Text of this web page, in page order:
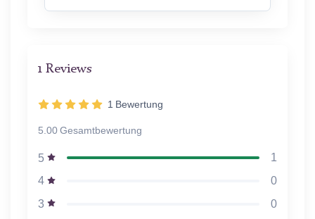
1 Reviews
1 Bewertung
5.00 Gesamtbewertung
5
1
4
0
3
0